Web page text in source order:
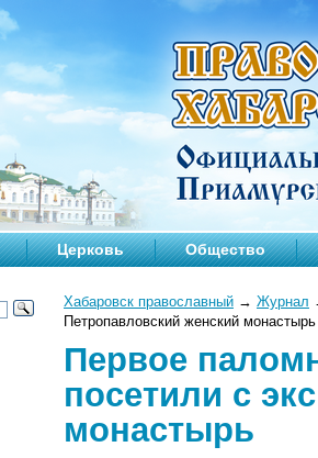
Церковь Общество
Хабаровск православный → Журнал
Петропавловский женский монастырь
Первое
посетили с
монастырь